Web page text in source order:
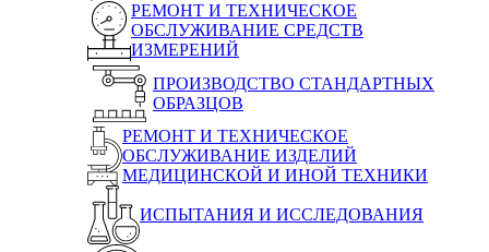
РЕМОНТ И ТЕХНИЧЕСКОЕ
ОБСЛУЖИВАНИЕ СРЕДСТВ
ИЗМЕРЕНИЙ
ПРОИЗВОДСТВО СТАНДАРТНЫХ
ОБРАЗЦОВ
РЕМОНТ И ТЕХНИЧЕСКОЕ
ОБСЛУЖИВАНИЕ ИЗДЕЛИЙ
МЕДИЦИНСКОЙ И ИНОЙ ТЕХНИКИ
ИСПЫТАНИЯ И ИССЛЕДОВАНИЯ